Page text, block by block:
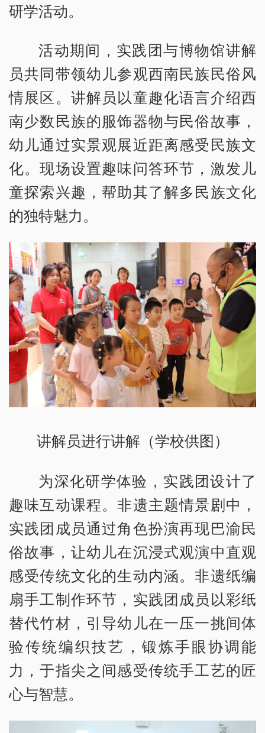
研学活动。
活动期间，实践团与博物馆讲解
员共同带领幼儿参观西南民族民俗风
情展区。讲解员以童趣化语言介绍西
南少数民族的服饰器物与民俗故事，
幼儿通过实景观展近距离感受民族文
化。现场设置趣味问答环节，激发儿
童探索兴趣，帮助其了解多民族文化
的独特魅力。
讲解员进行讲解（学校供图）
为深化研学体验，实践团设计了
趣味互动课程。非遗主题情景剧中，
实践团成员通过角色扮演再现巴渝民
俗故事，让幼儿在沉浸式观演中直观
感受传统文化的生动内涵。非遗纸编
扇手工制作环节，实践团成员以彩纸
替代竹材，引导幼儿在一压一挑间体
验传统编织技艺，锻炼手眼协调能
力，于指尖之间感受传统手工艺的匠
心与智慧。